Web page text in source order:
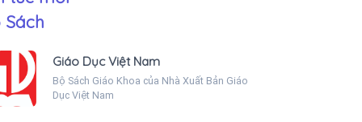
Sách
Giáo Dục Việt Nam
Bộ Sách Giáo Khoa của Nhà Xuất Bản Giáo
Dục Việt Nam